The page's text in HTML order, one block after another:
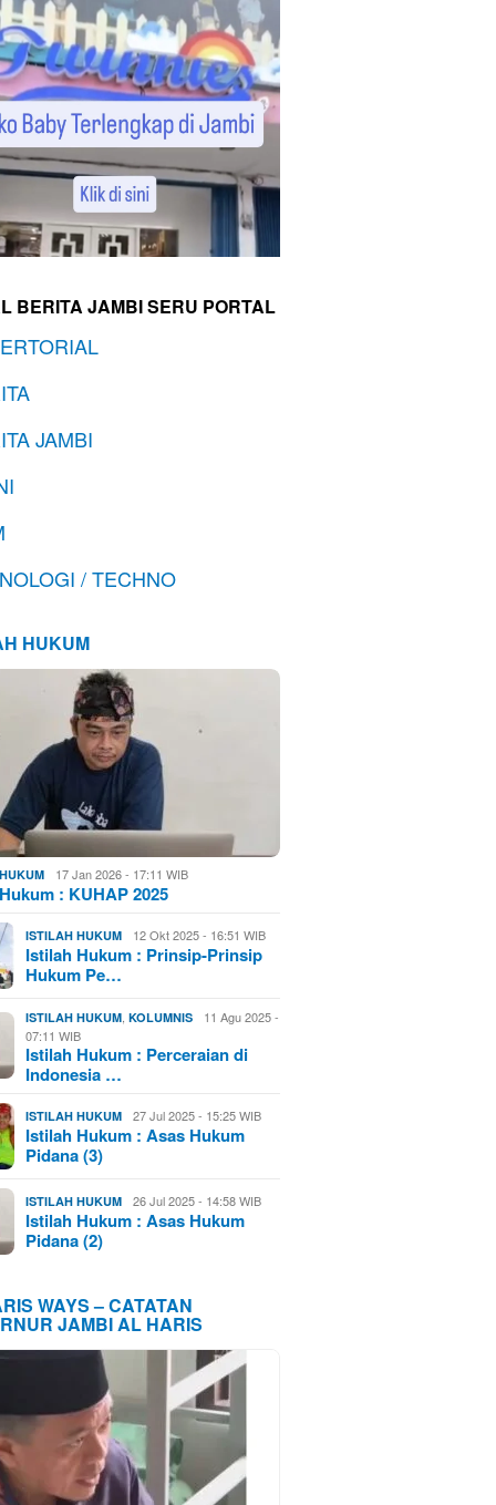
BERITA JAMBI SERU PORTAL
JAMBI
/ TECHNO
HUKUM
17 Jan 2026 - 17:11 WIB
: KUHAP 2025
ISTILAH HUKUM 12 Okt 2025 - 16:51 WIB
Istilah Hukum : Prinsip-Prinsip
Hukum Pe…
ISTILAH HUKUM ,KOLUMNIS
11 Agu 2025 -
07:11 WIB
Istilah Hukum : Perceraian di
Indonesia …
ISTILAH HUKUM 27 Jul 2025 - 15:25 WIB
Istilah Hukum : Asas Hukum
Pidana (3)
ISTILAH HUKUM 26 Jul 2025 - 14:58 WIB
Istilah Hukum : Asas Hukum
Pidana (2)
WAYS – CATATAN
JAMBI AL HARIS